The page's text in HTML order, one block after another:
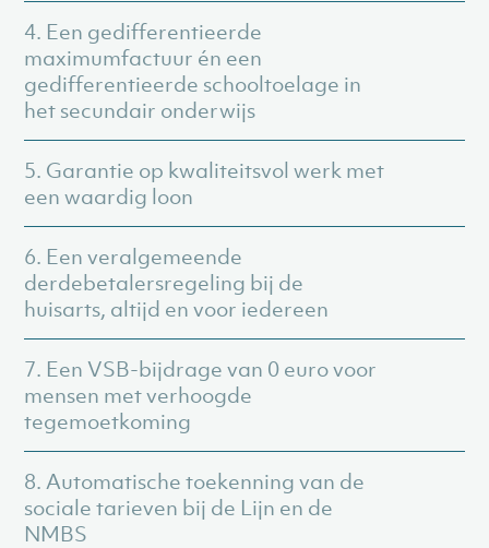
4. Een gedifferentieerde
maximumfactuur én een
gedifferentieerde schooltoelage in
het secundair onderwijs
5. Garantie op kwaliteitsvol werk met
een waardig loon
6. Een veralgemeende
derdebetalersregeling bij de
huisarts, altijd en voor iedereen
7. Een VSB-bijdrage van 0 euro voor
mensen met verhoogde
tegemoetkoming
8. Automatische toekenning van de
sociale tarieven bij de Lijn en de
NMBS